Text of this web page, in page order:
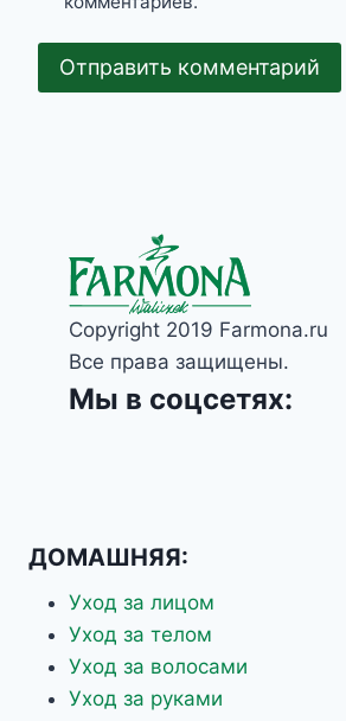
Copyright 2019 Farmona.ru
Все права защищены.
Мы в соцсетях:
ДОМАШНЯЯ:
Уход за лицом
Уход за телом
Уход за волосами
Уход за руками